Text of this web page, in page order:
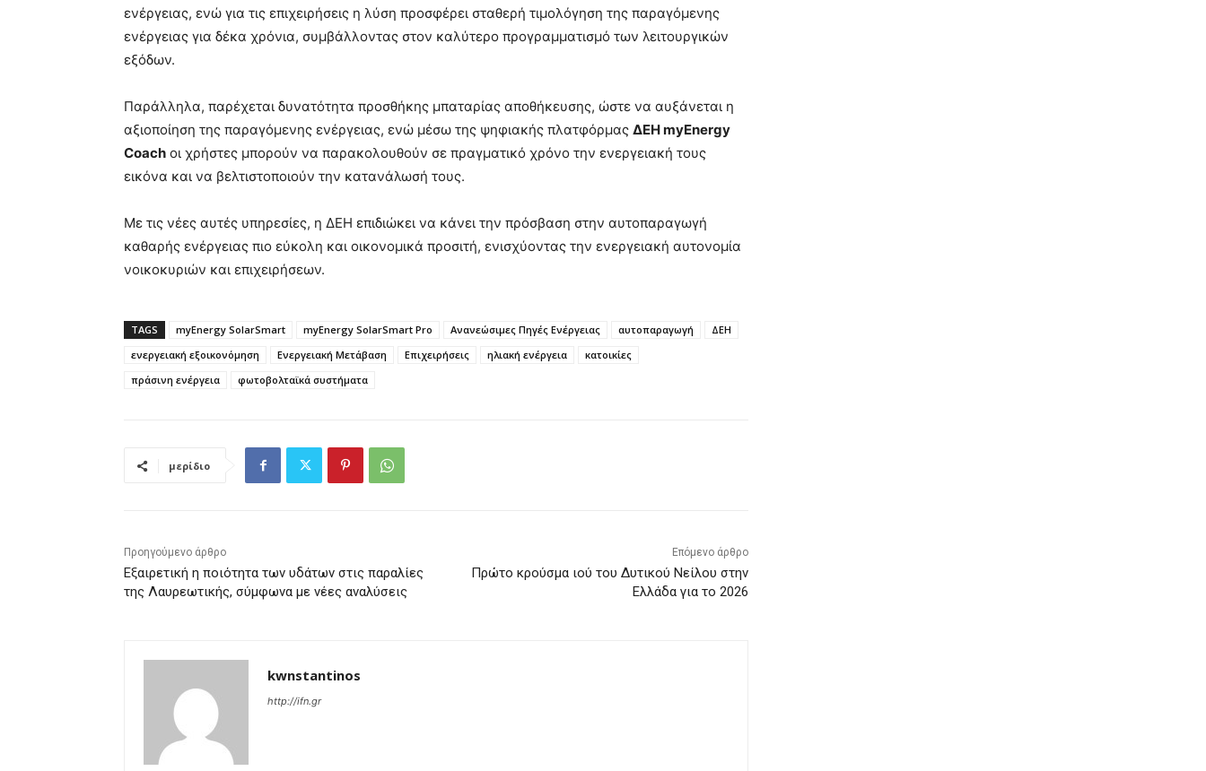
ενέργειας, ενώ για τις επιχειρήσεις η λύση προσφέρει σταθερή τιμολόγηση της παραγόμενης
ενέργειας για δέκα χρόνια, συμβάλλοντας στον καλύτερο προγραμματισμό των λειτουργικών
εξόδων.
Παράλληλα, παρέχεται δυνατότητα προσθήκης μπαταρίας αποθήκευσης, ώστε να αυξάνεται η
αξιοποίηση της παραγόμενης ενέργειας, ενώ μέσω της ψηφιακής πλατφόρμας ΔΕΗ myEnergy
Coach οι χρήστες μπορούν να παρακολουθούν σε πραγματικό χρόνο την ενεργειακή τους
εικόνα και να βελτιστοποιούν την κατανάλωσή τους.
Με τις νέες αυτές υπηρεσίες, η ΔΕΗ επιδιώκει να κάνει την πρόσβαση στην αυτοπαραγωγή
καθαρής ενέργειας πιο εύκολη και οικονομικά προσιτή, ενισχύοντας την ενεργειακή αυτονομία
νοικοκυριών και επιχειρήσεων.
TAGS myEnergy SolarSmart myEnergy SolarSmart Pro Ανανεώσιμες Πηγές Ενέργειας αυτοπαραγωγή
ΔΕΗ
ενεργειακή εξοικονόμηση
Ενεργειακή Μετάβαση Επιχειρήσεις ηλιακή ενέργεια
κατοικίες
πράσινη ενέργεια
φωτοβολταϊκά συστήματα
μερίδιο
Προηγούμενο άρθρο
Εξαιρετική η ποιότητα των υδάτων στις παραλίες
της Λαυρεωτικής, σύμφωνα με νέες αναλύσεις
Επόμενο άρθρο
Πρώτο κρούσμα ιού του Δυτικού Νείλου στην
Ελλάδα για το 2026
kwnstantinos
http://ifn.gr